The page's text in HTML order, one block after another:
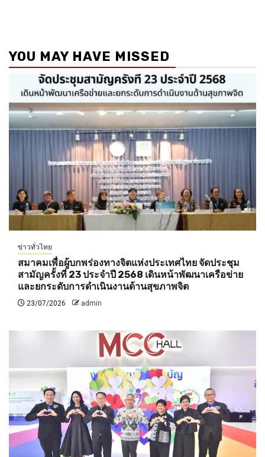
YOU MAY HAVE MISSED
ข่าวทั่วไทย
สมาคมเพื่อผู้บกพร่องทางจิตแห่งประเทศไทย จัดประชุม
สามัญครั้งที่ 23 ประจำปี 2568 เดินหน้าพัฒนาเครือข่าย
และยกระดับการดำเนินงานด้านสุขภาพจิต
23/07/2026 admin